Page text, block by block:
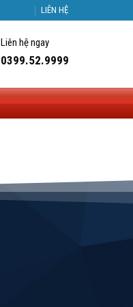
LIÊN HỆ
Liên hệ ngay
0399.52.9999